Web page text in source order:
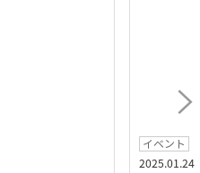
イベント
2025.01.24